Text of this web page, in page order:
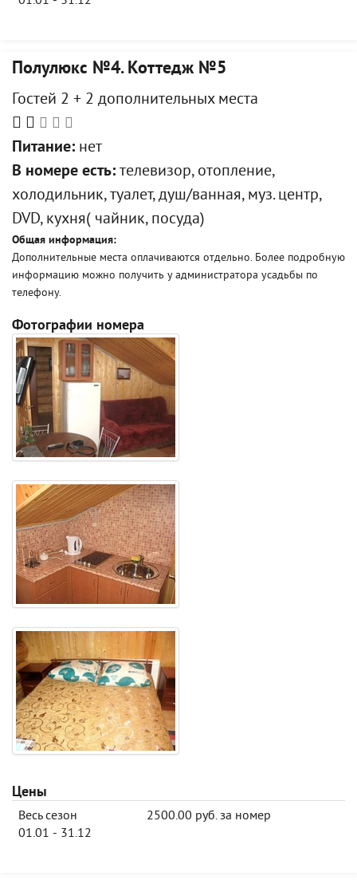
Полулюкс №4. Коттедж №5
Гостей 2 + 2 дополнительных места
Питание: нет
В номере есть: телевизор, отопление,
холодильник, туалет, душ/ванная, муз. центр,
DVD, кухня( чайник, посуда)
Общая информация:
Дополнительные места оплачиваются отдельно. Более подробную
информацию можно получить у администратора усадьбы по
телефону.
Фотографии номера
Цены
Весь сезон
01.01 - 31.12
2500.00 руб. за номер